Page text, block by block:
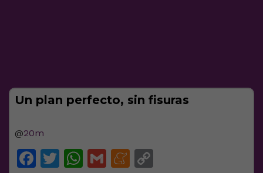
Un plan perfecto, sin fisuras
@20m
Facebook
Twitter
WhatsApp
GmailMeneame